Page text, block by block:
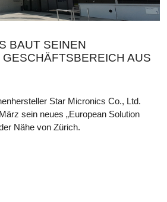
BAUT SEINEN
AUS
Star Micronics Co., Ltd.
sein neues „European Solution
Nähe von Zürich.